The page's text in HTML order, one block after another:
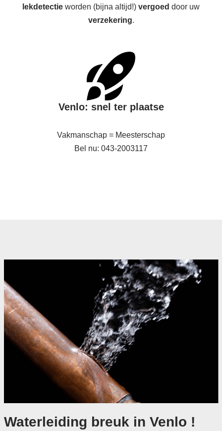
lekdetectie worden (bijna altijd!) vergoed door uw
verzekering.
Venlo: snel ter plaatse
Vakmanschap = Meesterschap
Bel nu: 043-2003117
Waterleiding breuk in Venlo !